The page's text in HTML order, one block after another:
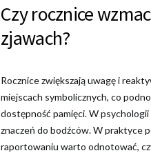
Czy rocznice
zjawach?
Rocznice zwiększają uwagę i
miejscach symbolicznych, co
dostępność pamięci. W
znaczeń do bodźców. W praktyce
raportowaniu warto odnotować,